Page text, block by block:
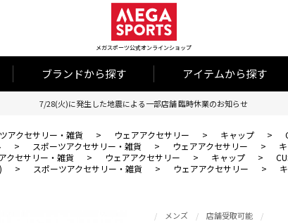
メガスポーツ公式オンラインショップ
ブランドから探す アイテムから探す
7/28(火)に発生した地震による一部店舗 臨時休業のお知らせ
アクセサリー・雑貨 > ウェアアクセサリー > キャップ >
> スポーツアクセサリー・雑貨 > ウェアアクセサリー >
クセサリー・雑貨 > ウェアアクセサリー > キャップ >
> スポーツアクセサリー・雑貨 > ウェアアクセサリー >
メンズ 店舗受取可能